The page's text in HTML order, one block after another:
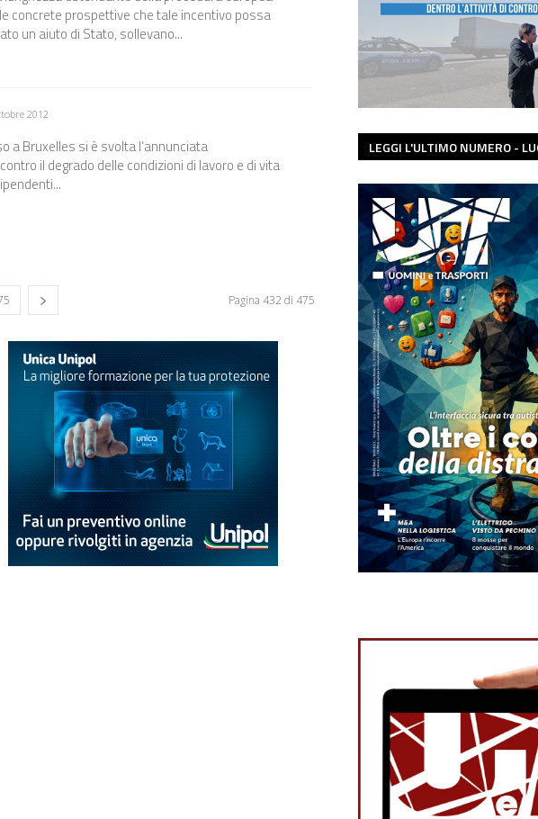
concrete prospettive che tale incentivo possa
un aiuto di Stato, sollevano...
2012
a Bruxelles si è svolta l’annunciata
il degrado delle condizioni di lavoro e di vita
Pagina 432 di 475
LEGGI L'ULTIMO NUMERO -